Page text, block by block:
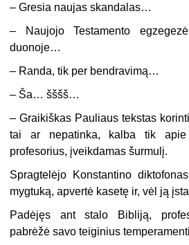
– Gresia naujas skandalas…
– Naujojo Testamento
duonoje…
– Randa, tik per bendravimą…
– Ša… šššš…
– Graikiškas Pauliaus tekstas
tai ar nepatinka, kalba tik apie
profesorius, įveikdamas šurmulį.
Spragtelėjo Konstantino
mygtuką, apvertė kasetę ir, vėl ją
Padėjęs ant stalo Bibliją,
pabrėžė savo teiginius